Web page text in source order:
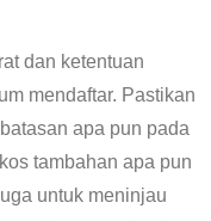
dan ketentuan
mendaftar. Pastikan
apa pun pada
tambahan apa pun
untuk meninjau